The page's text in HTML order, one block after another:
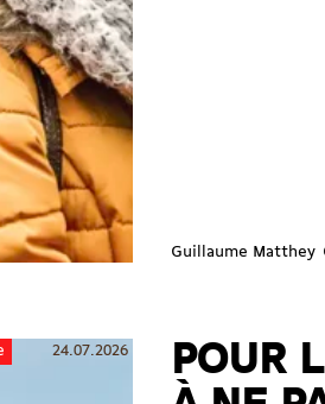
Guillaume Matthey
24.07.2026
POUR